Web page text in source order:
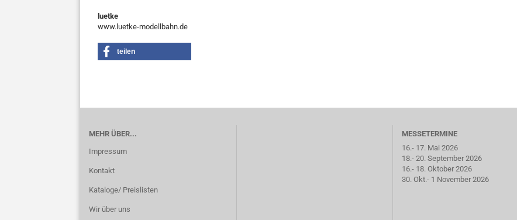
luetke
www.luetke-modellbahn.de
teilen
MEHR ÜBER...
Impressum
Kontakt
Kataloge/ Preislisten
Wir über uns
MESSETERMINE
16.- 17. Mai 2026
18.- 20. September 2026
16.- 18. Oktober 2026
30. Okt.- 1 November 2026